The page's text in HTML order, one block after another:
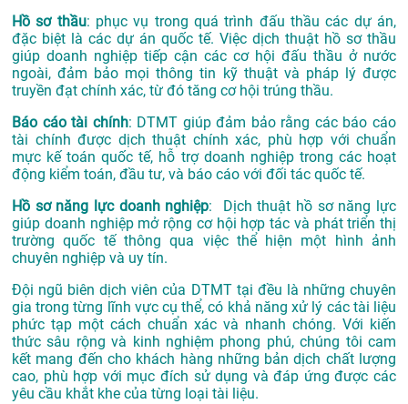
Hồ sơ thầu: phục vụ trong quá trình đấu thầu các dự án,
đặc biệt là các dự án quốc tế. Việc dịch thuật hồ sơ thầu
giúp doanh nghiệp tiếp cận các cơ hội đấu thầu ở nước
ngoài, đảm bảo mọi thông tin kỹ thuật và pháp lý được
truyền đạt chính xác, từ đó tăng cơ hội trúng thầu.
Báo cáo tài chính: DTMT giúp đảm bảo rằng các báo cáo
tài chính được dịch thuật chính xác, phù hợp với chuẩn
mực kế toán quốc tế, hỗ trợ doanh nghiệp trong các hoạt
động kiểm toán, đầu tư, và báo cáo với đối tác quốc tế.
Hồ sơ năng lực doanh nghiệp: Dịch thuật hồ sơ năng lực
giúp doanh nghiệp mở rộng cơ hội hợp tác và phát triển thị
trường quốc tế thông qua việc thể hiện một hình ảnh
chuyên nghiệp và uy tín.
Đội ngũ biên dịch viên của DTMT tại đều là những chuyên
gia trong từng lĩnh vực cụ thể, có khả năng xử lý các tài liệu
phức tạp một cách chuẩn xác và nhanh chóng. Với kiến
thức sâu rộng và kinh nghiệm phong phú, chúng tôi cam
kết mang đến cho khách hàng những bản dịch chất lượng
cao, phù hợp với mục đích sử dụng và đáp ứng được các
yêu cầu khắt khe của từng loại tài liệu.